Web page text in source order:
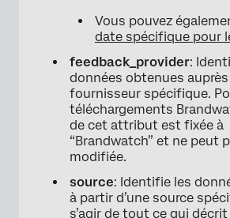
Vous pouvez
date spécifique pour
feedback_provider:
données obtenues auprès
fournisseur spécifique.
téléchargements
de cet attribut est fixée à
“Brandwatch” et ne peut
modifiée.
source: Identifie les
à partir d’une source
s’agir de tout ce qui décrit